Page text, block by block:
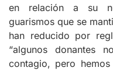
en relación a su
guarismos que se
han reducido por
“algunos donantes
contagio, pero